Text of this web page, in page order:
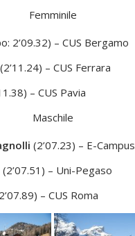
Femminile
2’09.32) – CUS Bergamo
(2’11.24) – CUS Ferrara
– CUS Pavia
Maschile
(2’07.23) – E-Campus
(2’07.51) – Uni-Pegaso
– CUS Roma